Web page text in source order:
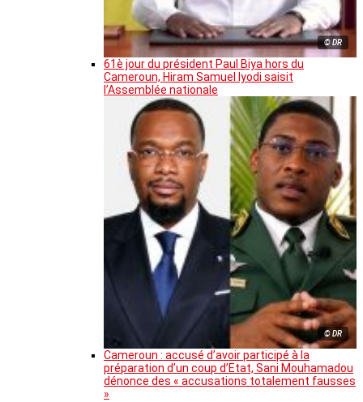
© DR
61è jour du président Paul Biya hors du
Cameroun, Hiram Samuel Iyodi saisit
l’Assemblée nationale
© DR
Cameroun : accusé d’avoir participé à la
préparation d’un coup d’Etat, Sani Mouhamadou
dénonce des « accusations totalement fausses
»